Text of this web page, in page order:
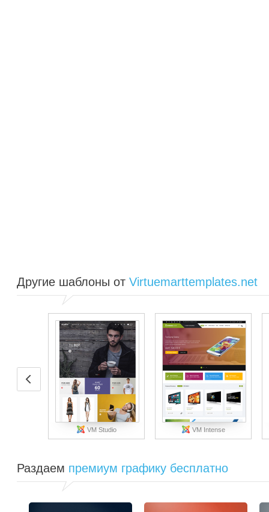
Другие шаблоны от Virtuemarttemplates.net
VM Studio VM Intense
Раздаем премиум графику бесплатно